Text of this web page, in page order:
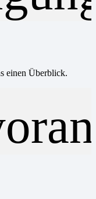
einen Überblick.